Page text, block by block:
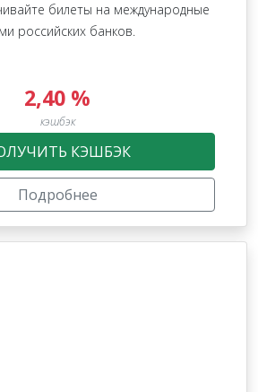
билеты на международные
российских банков.
2,40 %
кэшбэк
КЭШБЭК
Подробнее